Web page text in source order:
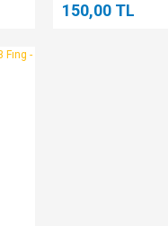
150,00 TL